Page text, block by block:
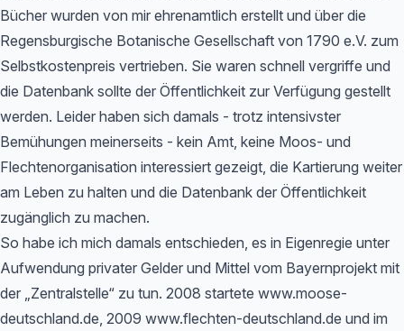
Bücher wurden von mir ehrenamtlich erstellt und über die
Regensburgische Botanische Gesellschaft von 1790 e.V. zum
Selbstkostenpreis vertrieben. Sie waren schnell vergriffe und
die Datenbank sollte der Öffentlichkeit zur Verfügung gestellt
werden. Leider haben sich damals - trotz intensivster
Bemühungen meinerseits - kein Amt, keine Moos- und
Flechtenorganisation interessiert gezeigt, die Kartierung weiter
am Leben zu halten und die Datenbank der Öffentlichkeit
zugänglich zu machen.
So habe ich mich damals entschieden, es in Eigenregie unter
Aufwendung privater Gelder und Mittel vom Bayernprojekt mit
der „Zentralstelle“ zu tun. 2008 startete www.moose-
deutschland.de, 2009 www.flechten-deutschland.de und im